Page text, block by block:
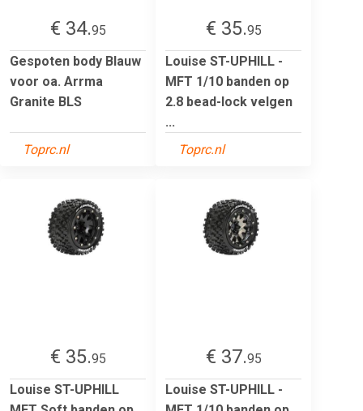
€ 34.95
Gespoten body Blauw
voor oa. Arrma
Granite BLS
Toprc.nl
€ 35.95
Louise ST-UPHILL -
MFT 1/10 banden op
2.8 bead-lock velgen
...
Toprc.nl
€ 35.95
Louise ST-UPHILL
€ 37.95
Louise ST-UPHILL -